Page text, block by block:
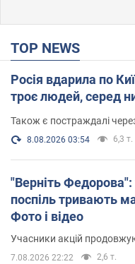
TOP NEWS
Росія вдарила по
троє людей, серед
Також є постраждалі
8.08.2026 03:54 6,3 т.
"Верніть Федорова":
поспіль тривають
Фото і відео
Учасники акцій
7.08.2026 22:22 2,6 т.